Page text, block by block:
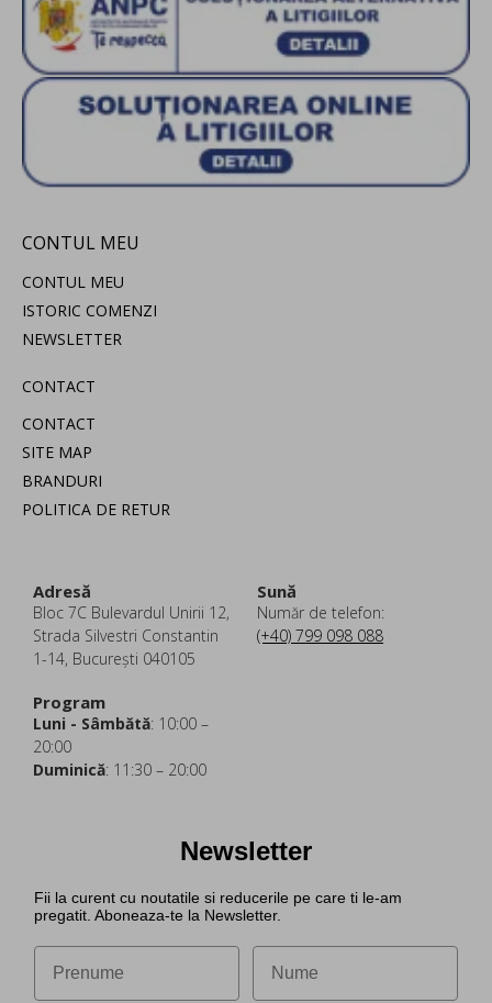
CONTUL MEU
CONTUL MEU
ISTORIC COMENZI
NEWSLETTER
CONTACT
CONTACT
SITE MAP
BRANDURI
POLITICA DE RETUR
Adresă
Bloc 7C Bulevardul Unirii 12,
Strada Silvestri Constantin
1-14, București 040105
Sună
Număr de telefon:
(+40) 799 098 088
Program
Luni - Sâmbătă: 10:00 –
20:00
Duminică: 11:30 – 20:00
Newsletter
Fii la curent cu noutatile si reducerile pe care ti le-am
pregatit. Aboneaza-te la Newsletter.